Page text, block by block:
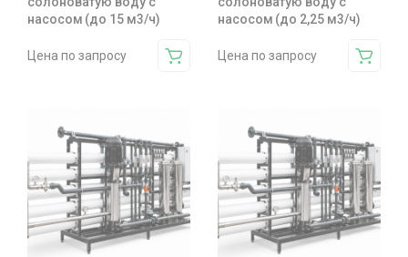
насосом (до 15 м3/ч)
Цена по запросу
насосом (до 2,25 м3/ч)
Цена по запросу